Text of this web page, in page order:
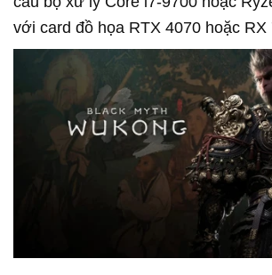
với card đồ họa RTX 4070 hoặc RX